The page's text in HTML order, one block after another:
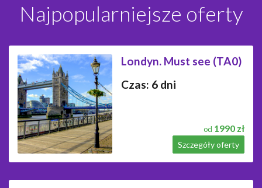
Najpopularniejsze oferty
Londyn. Must see (TA0)
Czas: 6 dni
od 1990 zł
Szczegóły oferty